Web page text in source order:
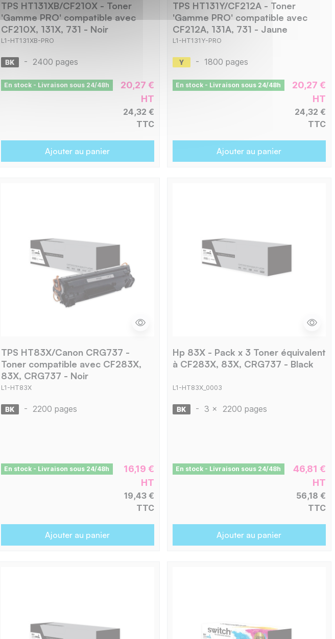
TPS HT131XB/CF210X - Toner
'Gamme PRO' compatible avec
CF210X, 131X, 731 - Noir
L1-HT131XB-PRO
- 2400 pages
En stock - Livraison sous 24/48h
20,27 €
HT
24,32 €
TTC
Ajouter au panier
TPS HT131Y/CF212A - Toner
'Gamme PRO' compatible avec
CF212A, 131A, 731 - Jaune
L1-HT131Y-PRO
- 1800 pages
En stock - Livraison sous 24/48h
20,27 €
HT
24,32 €
TTC
Ajouter au panier
TPS HT83X/Canon CRG737 -
Toner compatible avec CF283X,
83X, CRG737 - Noir
L1-HT83X
- 2200 pages
En stock - Livraison sous 24/48h
16,19 €
HT
19,43 €
TTC
Ajouter au panier
Hp 83X - Pack x 3 Toner équivalent
à CF283X, 83X, CRG737 - Black
L1-HT83X_0003
- 3 x 2200 pages
En stock - Livraison sous 24/48h
46,81 €
HT
56,18 €
TTC
Ajouter au panier